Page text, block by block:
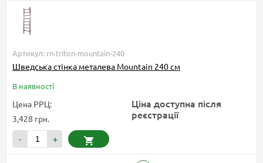
Артикул: rn-triton-mountain-240
Шведська стінка металева Mountain 240 см
В наявності
Цена РРЦ:
3,428 грн.
Ціна доступна після
реєстрації
- +